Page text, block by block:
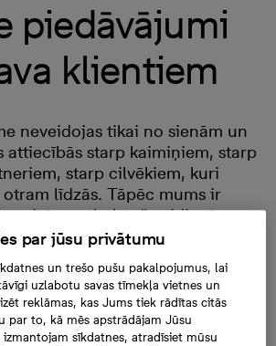
piedāvājumi
klientiem
neveidojas tikai no sienām un
attiecībās starp kaimiņiem, starp
starp cilvēkiem, kuri
līdzās. Tāpēc mums ir
atbalstošu vidi arī
Šajā gadā, kad 9. jūnijā
mūsu iedzīvotājus ar
no vairākiem mūsu
par jūsu privātumu
un trešo pušu pakalpojumus, lai
uzlabotu savas tīmekļa vietnes un
reklāmas, kas Jums tiek rādītas citās
par to, kā mēs apstrādājam Jūsu
sīkdatnes, atradīsiet mūsu